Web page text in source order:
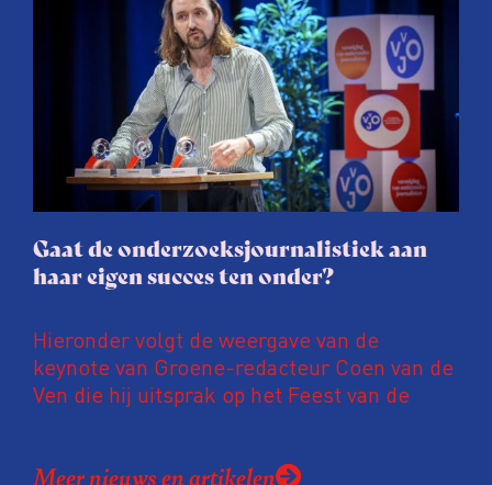
juridische dreiging of een juridische
procedure rond het eigen werk. Dat kost
journalisten tijd, ook ervaren zij stress en
soms worden publicaties aangepast of
gaat de hele publicatie zelfs niet door.
Gaat de onderzoeksjournalistiek aan
haar eigen succes ten onder?
Hieronder volgt de weergave van de
keynote van Groene-redacteur Coen van de
Ven die hij uitsprak op het Feest van de
Coen uit zijn zorgen over de relatie tussen
Meer nieuws en artikelen